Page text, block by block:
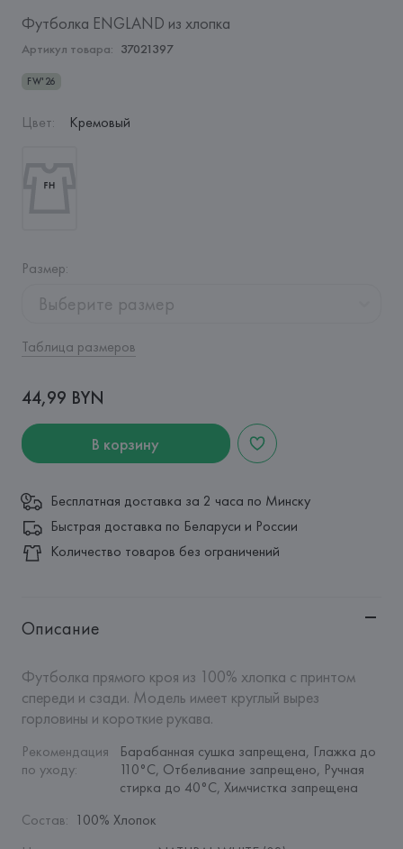
Футболка ENGLAND из хлопка
Артикул товара: 37021397
FW'26
Цвет: Кремовый
Размер:
Выберите размер
Таблица размеров
44,99 BYN
В корзину
Бесплатная доставка за 2 часа по Минску
Быстрая доставка по Беларуси и России
Количество товаров без ограничений
Описание
Футболка прямого кроя из 100% хлопка с принтом
спереди и сзади. Модель имеет круглый вырез
горловины и короткие рукава.
Рекомендация
по уходу:
Барабанная сушка запрещена, Глажка до
110°C, Отбеливание запрещено, Ручная
стирка до 40°C, Химчистка запрещена
Состав: 100% Хлопок